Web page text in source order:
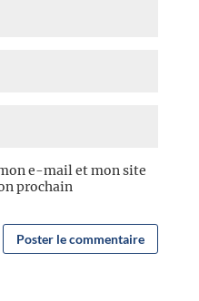
e-mail et mon site
prochain